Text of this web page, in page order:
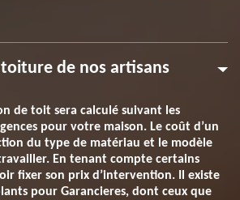
de nos artisans
de toit sera calculé suivant les
pour votre maison. Le coût d’un
du type de matériau et le modèle
En tenant compte certains
fixer son prix d’intervention. Il existe
pour Garancieres, dont ceux que